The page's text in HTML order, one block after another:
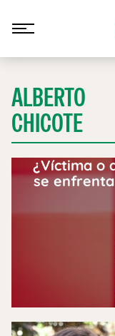
ALBERTO
CHICOTE
¿Víctima o
se